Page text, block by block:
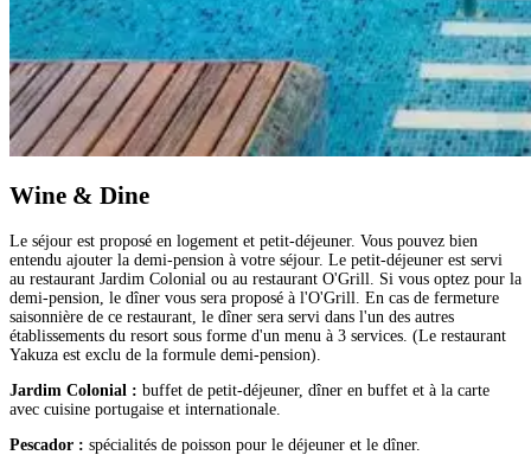
Wine & Dine
Le séjour est proposé en logement et petit-déjeuner. Vous pouvez bien
entendu ajouter la demi-pension à votre séjour. Le petit-déjeuner est servi
au restaurant Jardim Colonial ou au restaurant O'Grill. Si vous optez pour la
demi-pension, le dîner vous sera proposé à l'O'Grill. En cas de fermeture
saisonnière de ce restaurant, le dîner sera servi dans l'un des autres
établissements du resort sous forme d'un menu à 3 services. (Le restaurant
Yakuza est exclu de la formule demi-pension).
Jardim Colonial : buffet de petit-déjeuner, dîner en buffet et à la carte
avec cuisine portugaise et internationale.
Pescador : spécialités de poisson pour le déjeuner et le dîner.